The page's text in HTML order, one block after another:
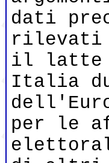
dati
rilevati
il latte
Italia
per le